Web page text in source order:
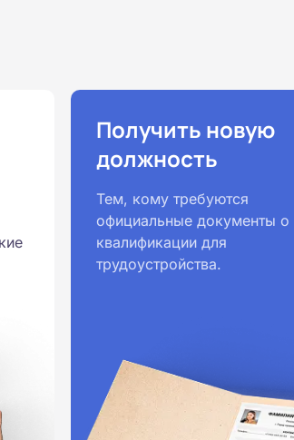
Получить новую
должность
Тем, кому требуются
официальные документы о
квалификации для
трудоустройства.